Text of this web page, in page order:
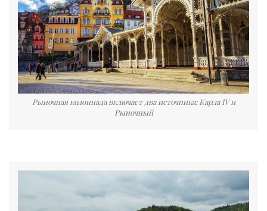
Рыночная колоннада включает два источника: Карла IV и
Рыночный